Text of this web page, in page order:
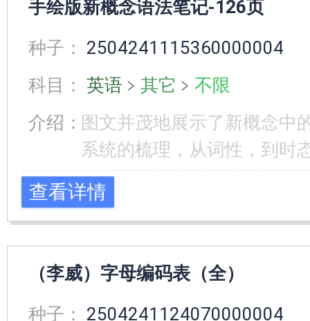
手绘版新概念语法笔记-126页
种子： 2504241115360000004
科目： 英语 ﹥ 其它 ﹥ 不限
介绍： 图文并茂地展示了新概念中
系统的梳理，从词性，到时
查看详情
（李威）字母编码表（全）
种子： 2504241124070000004